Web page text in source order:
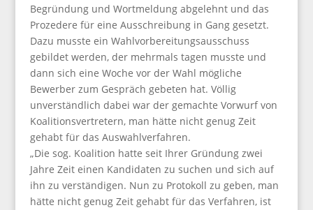
Begründung und Wortmeldung abgelehnt und das
Prozedere für eine Ausschreibung in Gang gesetzt.
Dazu musste ein Wahlvorbereitungsausschuss
gebildet werden, der mehrmals tagen musste und
dann sich eine Woche vor der Wahl mögliche
Bewerber zum Gespräch gebeten hat. Völlig
unverständlich dabei war der gemachte Vorwurf von
Koalitionsvertretern, man hätte nicht genug Zeit
gehabt für das Auswahlverfahren.
„Die sog. Koalition hatte seit Ihrer Gründung zwei
Jahre Zeit einen Kandidaten zu suchen und sich auf
ihn zu verständigen. Nun zu Protokoll zu geben, man
hätte nicht genug Zeit gehabt für das Verfahren, ist